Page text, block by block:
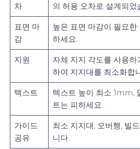
차
의 허용 오차로 설계되었
표면 마
감
높은 표면 마감이 필요한
하세요.
지원
자체 지지 각도를 사용
하여 지지대를 최소화합
텍스트
텍스트 높이 최소 1mm,
트는 피하세요.
가이드
공유
최소 지지대, 오버행, 빌
니다.